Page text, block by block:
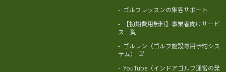
- ゴルフレッスンの集客サポート
-
【初期費用無料】事業者向けサービ
ス一覧
- ゴルレン（ゴルフ施設専用予約シス
テム）
- YouTube（インドアゴルフ運営の発